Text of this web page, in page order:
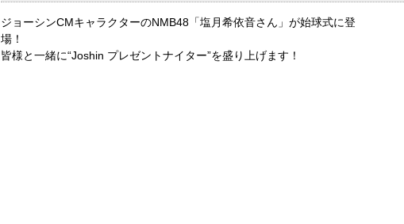
ジョーシンCMキャラクターのNMB48「塩月希依音さん」が始球式に登
場！
皆様と一緒に“Joshin プレゼントナイター”を盛り上げます！